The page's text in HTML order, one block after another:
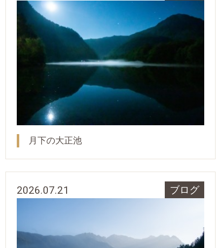
月下の大正池
2026.07.21 ブログ